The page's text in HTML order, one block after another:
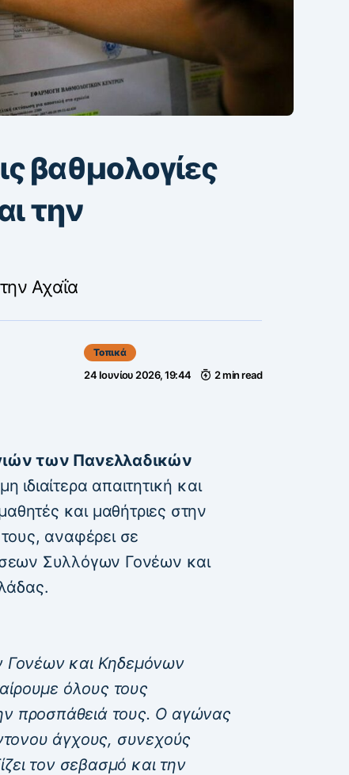
βαθμολογίες
την
Αχαΐα
Τοπικά
24 Ιουνίου 2026, 19:44 2 min read
των Πανελλαδικών
ιδιαίτερα απαιτητική και
και μαθήτριες στην
τους, αναφέρει σε
Συλλόγων Γονέων και
και Κηδεμόνων
όλους τους
προσπάθειά τους. Ο αγώνας
άγχους, συνεχούς
τον σεβασμό και την